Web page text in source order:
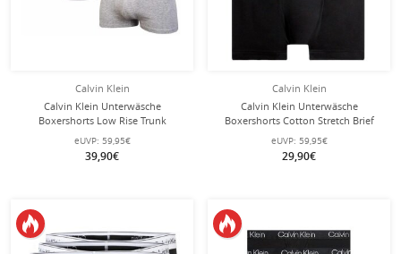
Calvin Klein
Calvin Klein Unterwäsche
Boxershorts Low Rise Trunk
(Baumwolle) mehrfarbig
schwarz/weiss/grau Herren - 3 Stück
eUVP: 59,95€
39,90€
Calvin Klein
Calvin Klein Unterwäsche
Boxershorts Cotton Stretch Brief
(Baumwolle) mehrfarbig
schwarz/blau Herren - 3 Stück
eUVP: 59,95€
29,90€